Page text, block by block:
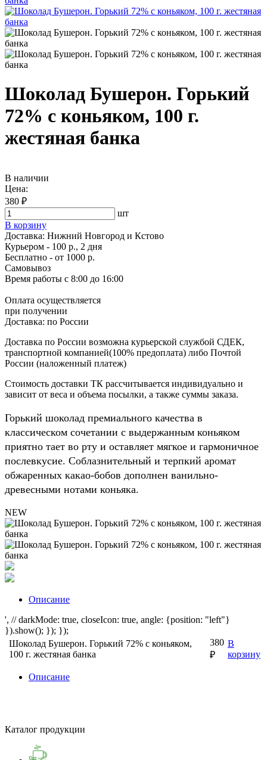
Шоколад Бушерон. Горький
72% с коньяком, 100 г.
жестяная банка
В наличии
Цена:
380 ₽
шт
В корзину
Доставка: Нижний Новгород и Кстово
Курьером - 100 р., 2 дня
Бесплатно - от 1000 р.
Самовывоз
Время работы с 8:00 до 16:00
Оплата осуществляется
при получении
Доставка: по России
Доставка по России возможна курьерской службой СДЕК,
транспортной компанией(100% предоплата) либо Почтой
России (наложенный платеж)
Стоимость доставки ТК рассчитывается индивидуально и
зависит от веса и объема посылки, а также суммы заказа.
Горький шоколад премиального качества в
классическом сочетании с выдержанным коньяком
приятно тает во рту и оставляет мягкое и гармоничное
послевкусие. Соблазнительный и терпкий аромат
обжаренных какао-бобов дополнен ванильно-
древесными нотами коньяка.
NEW
Описание
', // darkMode: true, closeIcon: true, angle: {position: "left"}
}).show(); }); });
Шоколад Бушерон. Горький 72% с коньяком,
100 г. жестяная банка
380
₽
В
корзину
Описание
Каталог продукции